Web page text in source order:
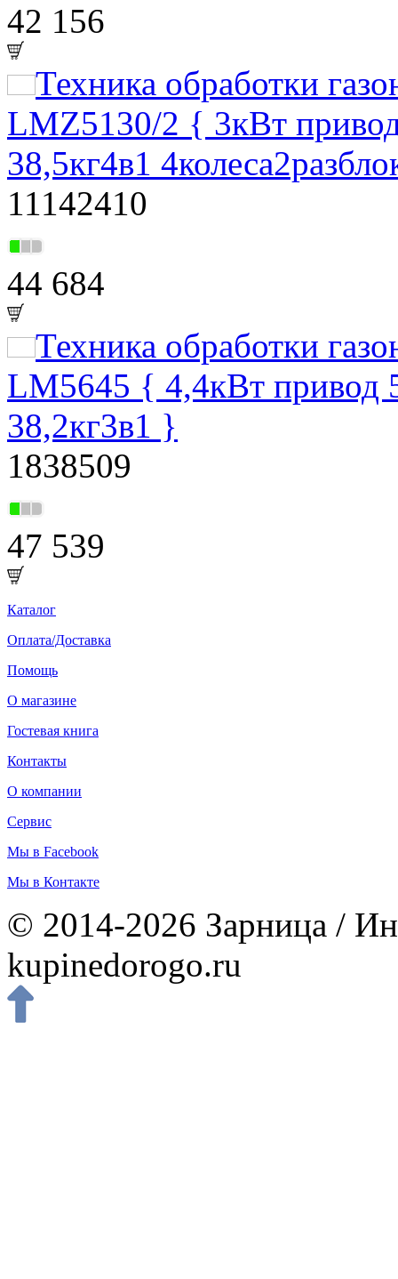
42 156
Техника обработки
LMZ5130/2 { 3кВт
38,5кг4в1
11142410
44 684
Техника обработки
LM5645 { 4,4кВт привод
38,2кг3в1 }
1838509
47 539
Каталог
Оплата/Доставка
Помощь
О магазине
Гостевая книга
Контакты
О компании
Сервис
Мы в Facebook
Мы в Контакте
© 2014-2026 Зарница /
kupinedorogo.ru